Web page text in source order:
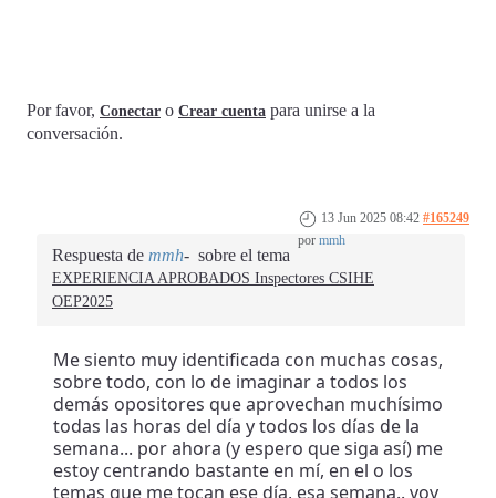
Por favor, Conectar o Crear cuenta para unirse a la
conversación.
13 Jun 2025 08:42 #165249
por mmh
Respuesta de mmh sobre el tema
EXPERIENCIA APROBADOS Inspectores CSIHE
OEP2025
Me siento muy identificada con muchas cosas,
sobre todo, con lo de imaginar a todos los
demás opositores que aprovechan muchísimo
todas las horas del día y todos los días de la
semana... por ahora (y espero que siga así) me
estoy centrando bastante en mí, en el o los
temas que me tocan ese día, esa semana.. voy